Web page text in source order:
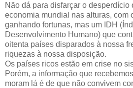
Não dá para disfarçar o desperdício
economia mundial nas alturas, com
ganhando fortunas, mas um IDH
Desenvolvimento Humano) que
oitenta países disparados à nossa
riquezas à nossa disposição.
Os países ricos estão em crise no
Porém, a informação que
moram lá é de que não convivem